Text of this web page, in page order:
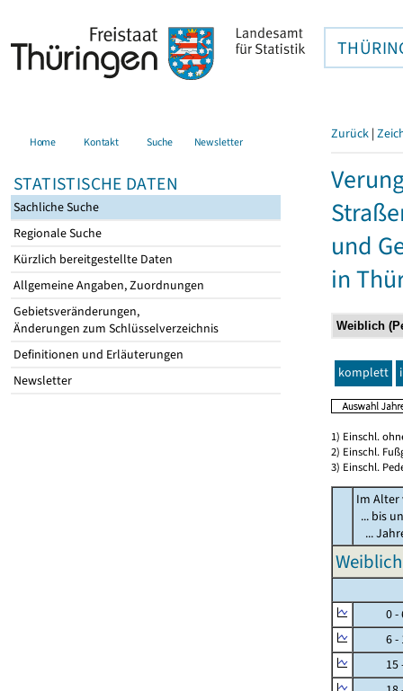
Home Kontakt Suche Newsletter
STATISTISCHE DATEN
Sachliche Suche
Regionale Suche
Kürzlich bereitgestellte Daten
Allgemeine Angaben, Zuordnungen
Gebietsveränderungen,
Änderungen zum Schlüsselverzeichnis
Definitionen und Erläuterungen
Newsletter
Zurück |
und
in
komplett
1) Einschl.
2) Einschl.
3) Einschl.
Im Alter
... bis
...
0 -
6 -
15 -